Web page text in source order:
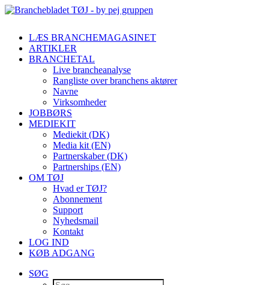
LÆS BRANCHEMAGASINET
ARTIKLER
BRANCHETAL
Live brancheanalyse
Rangliste over branchens aktører
Navne
Virksomheder
JOBBØRS
MEDIEKIT
Mediekit (DK)
Media kit (EN)
Partnerskaber (DK)
Partnerships (EN)
OM TØJ
Hvad er TØJ?
Abonnement
Support
Nyhedsmail
Kontakt
LOG IND
KØB ADGANG
SØG